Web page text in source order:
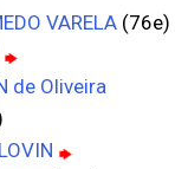
VARELA (76e)
de Oliveira